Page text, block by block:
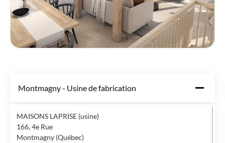
Montmagny - Usine de fabrication
MAISONS LAPRISE (usine)
166, 4e Rue
Montmagny (Québec)